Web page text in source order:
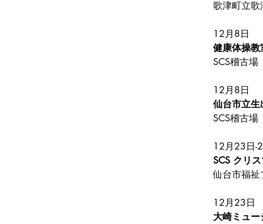
歌津町立
12月8日
健康体操
SCS稽古場
12月8日
仙台市立
SCS稽古場
12月23日-
SCS クリ
仙台市福
12月23日
大崎ミュ